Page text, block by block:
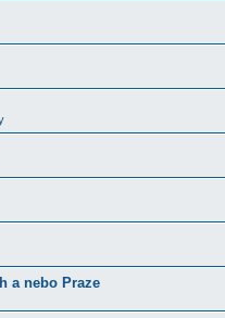
a nebo Praze